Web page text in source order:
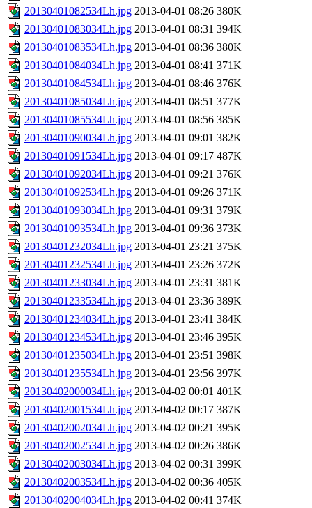
20130401082534Lh.jpg 2013-04-01 08:26 380K
20130401083034Lh.jpg 2013-04-01 08:31 394K
20130401083534Lh.jpg 2013-04-01 08:36 380K
20130401084034Lh.jpg 2013-04-01 08:41 371K
20130401084534Lh.jpg 2013-04-01 08:46 376K
20130401085034Lh.jpg 2013-04-01 08:51 377K
20130401085534Lh.jpg 2013-04-01 08:56 385K
20130401090034Lh.jpg 2013-04-01 09:01 382K
20130401091534Lh.jpg 2013-04-01 09:17 487K
20130401092034Lh.jpg 2013-04-01 09:21 376K
20130401092534Lh.jpg 2013-04-01 09:26 371K
20130401093034Lh.jpg 2013-04-01 09:31 379K
20130401093534Lh.jpg 2013-04-01 09:36 373K
20130401232034Lh.jpg 2013-04-01 23:21 375K
20130401232534Lh.jpg 2013-04-01 23:26 372K
20130401233034Lh.jpg 2013-04-01 23:31 381K
20130401233534Lh.jpg 2013-04-01 23:36 389K
20130401234034Lh.jpg 2013-04-01 23:41 384K
20130401234534Lh.jpg 2013-04-01 23:46 395K
20130401235034Lh.jpg 2013-04-01 23:51 398K
20130401235534Lh.jpg 2013-04-01 23:56 397K
20130402000034Lh.jpg 2013-04-02 00:01 401K
20130402001534Lh.jpg 2013-04-02 00:17 387K
20130402002034Lh.jpg 2013-04-02 00:21 395K
20130402002534Lh.jpg 2013-04-02 00:26 386K
20130402003034Lh.jpg 2013-04-02 00:31 399K
20130402003534Lh.jpg 2013-04-02 00:36 405K
20130402004034Lh.jpg 2013-04-02 00:41 374K